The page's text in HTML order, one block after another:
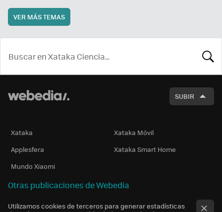
VER MÁS TEMAS
SUBIR
Xataka
Xataka Móvil
Applesfera
Xataka Smart Home
Mundo Xiaomi
Otras publicaciones de Webedia
Utilizamos cookies de terceros para generar estadísticas